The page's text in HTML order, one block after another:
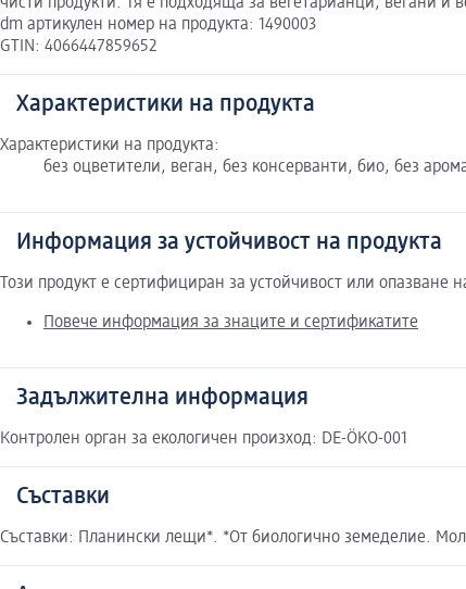
чисти продукти. Тя е подходяща за вегетарианци, вегани и
dm артикулен номер на продукта: 1490003
GTIN: 4066447859652
Характеристики на продукта
Характеристики на продукта:
без оцветители, веган, без консерванти, био, без
Информация за устойчивост на продукта
Този продукт е сертифициран за устойчивост или
Повече информация за знаците и сертификатите
Задължителна информация
Контролен орган за екологичен произход: DE-ÖKO-001
Съставки
Съставки: Планински лещи*. *От биологично земеделие.